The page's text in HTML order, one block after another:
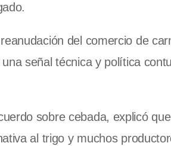
del comercio de
señal técnica y política
sobre cebada, explicó
al trigo y muchos